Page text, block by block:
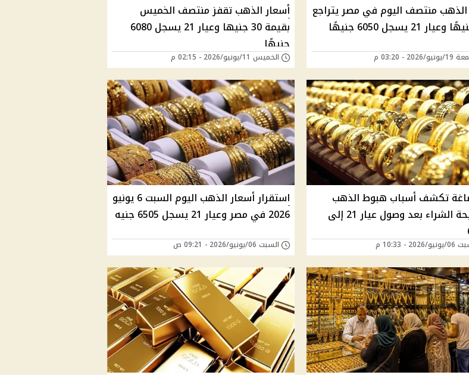
منتصف اليوم في مصر يتراجع
- 03:20 م
أسعار الذهب تقفز منتصف الخميس
بقيمة 30 جنيها وعيار 21 يسجل 6080
جنيهًا
الخميس 11/يونيو/2026 - 02:15 م
تكشف أسباب هبوط الذهب
ونصيحة الشراء بعد وصول عيار 21 إلى
- 10:33 م
استقرار أسعار الذهب اليوم السبت 6 يونيو
2026 في مصر وعيار 21 يسجل 6505 جنيه
السبت 06/يونيو/2026 - 09:21 ص